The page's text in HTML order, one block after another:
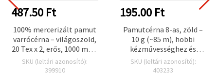
487.50 Ft
100% mercerizált pamut
varrócérna – világoszöld,
20 Tex x 2, erős, 1000 m-es
orsó
SKU (leltári azonosító):
399910
195.00 Ft
Pamutcérna 8-as, zöld –
10 g (~85 m), hobbi
kézművességhez és
ékszerkészítéshez
SKU (leltári azonosító):
403233